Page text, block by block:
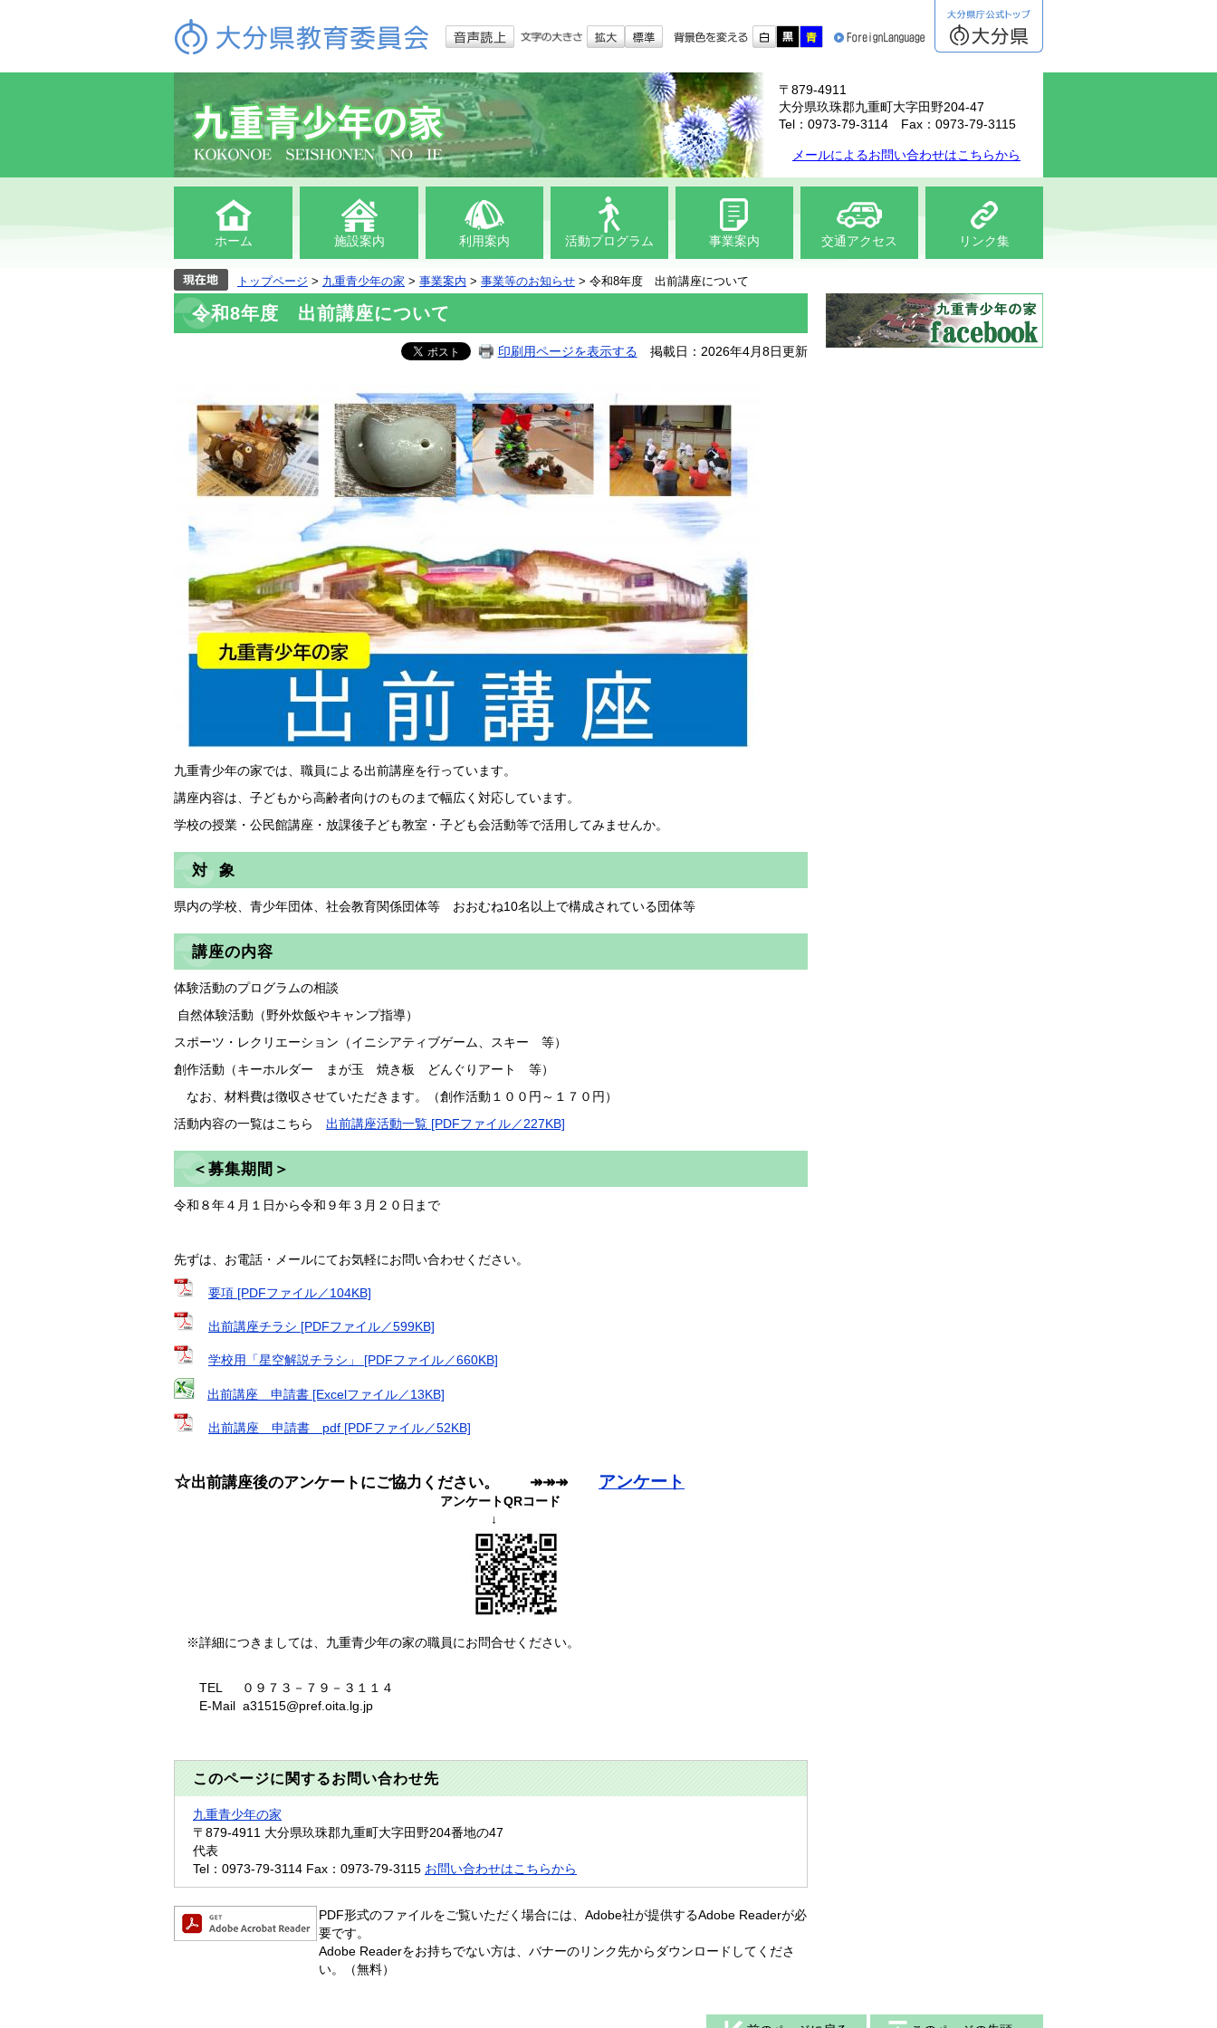
〒879-4911
大分県玖珠郡九重町大字田野204-47
Tel：0973-79-3114 Fax：0973-79-3115
メールによるお問い合わせはこちらから
ホーム 施設案内 利用案内 活動プログラム 事業案内 交通アクセス リンク集
トップページ > 九重青少年の家 > 事業案内 > 事業等のお知らせ > 令和8年度 出前講座について
令和8年度 出前講座について
印刷用ページを表示する 掲載日：2026年4月8日更新
九重青少年の家では、職員による出前講座を行っています。
講座内容は、子どもから高齢者向けのものまで幅広く対応しています。
学校の授業・公民館講座・放課後子ども教室・子ども会活動等で活用してみませんか。
対 象
県内の学校、青少年団体、社会教育関係団体等 おおむね10名以上で構成されている団体等
講座の内容
体験活動のプログラムの相談
自然体験活動（野外炊飯やキャンプ指導）
スポーツ・レクリエーション（イニシアティブゲーム、スキー 等）
創作活動（キーホルダー まが玉 焼き板 どんぐりアート 等）
なお、材料費は徴収させていただきます。（創作活動１００円～１７０円）
活動内容の一覧はこちら 出前講座活動一覧 [PDFファイル／227KB]
＜募集期間＞
令和８年４月１日から令和９年３月２０日まで
先ずは、お電話・メールにてお気軽にお問い合わせください。
要項 [PDFファイル／104KB]
出前講座チラシ [PDFファイル／599KB]
学校用「星空解説チラシ」 [PDFファイル／660KB]
出前講座 申請書 [Excelファイル／13KB]
出前講座 申請書 pdf [PDFファイル／52KB]
☆出前講座後のアンケートにご協力ください。 ↠↠↠ アンケート
アンケートQRコード
↓
※詳細につきましては、九重青少年の家の職員にお問合せください。
TEL ０９７３－７９－３１１４
E-Mail a31515@pref.oita.lg.jp
このページに関するお問い合わせ先
九重青少年の家
〒879-4911 大分県玖珠郡九重町大字田野204番地の47
代表
Tel：0973-79-3114 Fax：0973-79-3115 お問い合わせはこちらから
PDF形式のファイルをご覧いただく場合には、Adobe社が提供するAdobe Readerが必
要です。
Adobe Readerをお持ちでない方は、バナーのリンク先からダウンロードしてくださ
い。（無料）